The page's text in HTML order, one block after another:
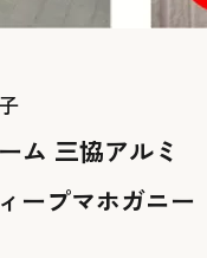
ム 三協アルミ
ープマホガニー